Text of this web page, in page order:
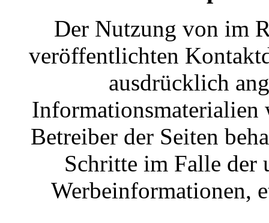
Der Nutzung von im
veröffentlichten
ausdrücklich
Betreiber der Seiten
Schritte im Falle der
Werbeinformationen,